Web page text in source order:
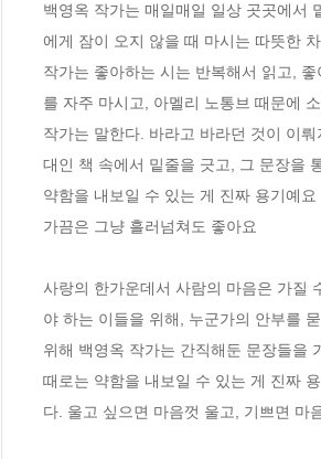
백영옥 작가는 매일매일 일상 곳곳에서
에게 잠이 오지 않을 때 마시는 따뜻한
작가는 좋아하는 시는 반복해서 읽고,
를 자주 마시고, 아멜리 노통브 때문에
작가는 말한다. 바라고 바라던 것이 이
대인 책 속에서 밑줄을 긋고, 그 문장을
약함을 내보일 수 있는 게 진짜 용기예요
가끔은 그냥 흘러넘쳐도 좋아요
사랑의 한가운데서 사람의 마음은 가질
야 하는 이들을 위해, 누군가의 안부를
위해 백영옥 작가는 간직해둔 문장들을
때로는 약함을 내보일 수 있는 게 진짜
다. 울고 싶으면 마음껏 울고, 기쁘면